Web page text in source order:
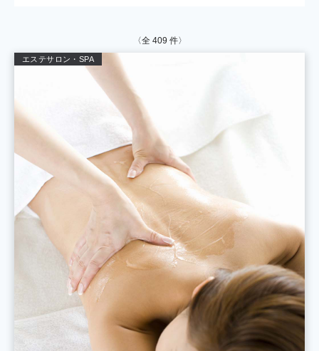
〈全 409 件〉
エステサロン・SPA